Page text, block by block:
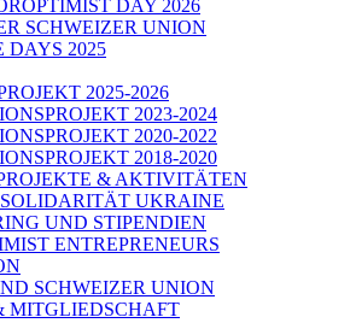
DAY 2026
SCHWEIZER UNION
DAYS 2025
2025-2026
2023-2024
2020-2022
2018-2020
& AKTIVITÄTEN
UKRAINE
UND STIPENDIEN
ENTREPRENEURS
SCHWEIZER UNION
MITGLIEDSCHAFT